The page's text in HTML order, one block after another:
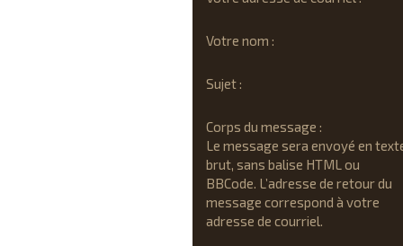
Votre nom :
Sujet :
Corps du message :
Le message sera envoyé en
brut, sans balise HTML ou
BBCode. L’adresse de retour du
message correspond à votre
adresse de courriel.